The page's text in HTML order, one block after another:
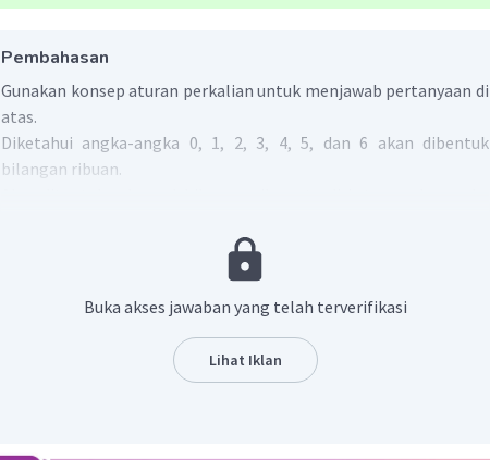
Pembahasan
Gunakan konsep aturan perkalian untuk menjawab pertanyaan di
atas.
Diketahui angka-angka 0, 1, 2, 3, 4, 5, dan 6 akan dibentuk
bilangan ribuan.
Untuk memudahkan menjawab soal tersebut, kita membuat
empat tempat yang kosong, karena akan disusun bilangan ribuan
yang terdiri dari empat angka sebagai berikut:
Untuk memilih angka pertama kita dapat memilih angka 1, 2, 3,
4, 5, dan 6 terdapat 6 angka (angka 0 tidak termasuk karena 0
harus berbeda maka tersisa 6 angka, karena angka 0
Buka akses jawaban yang telah terverifikasi
Lihat Iklan